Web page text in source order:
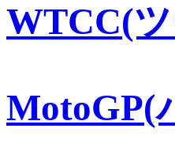
WTCC(
MotoGP(